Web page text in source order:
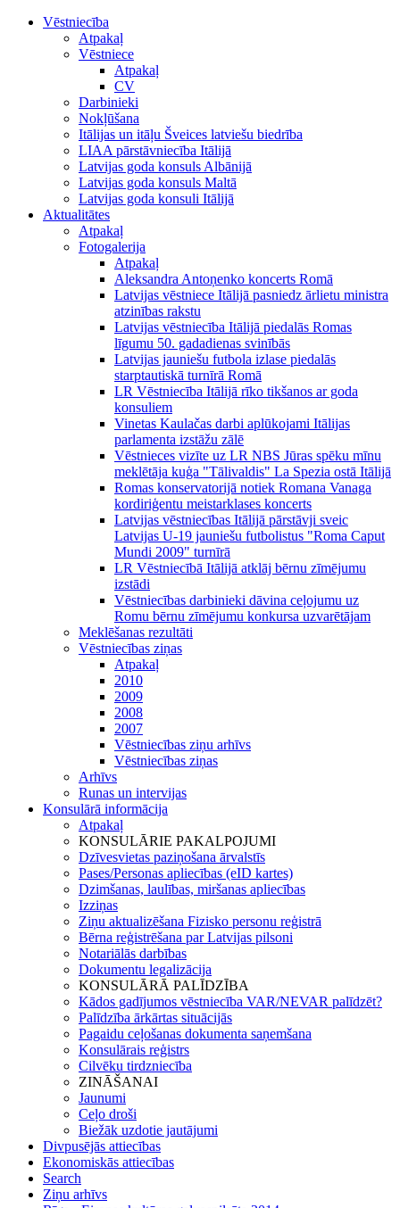
Vēstniecība
Atpakaļ
Vēstniece
Atpakaļ
CV
Darbinieki
Nokļūšana
Itālijas un itāļu Šveices latviešu biedrība
LIAA pārstāvniecība Itālijā
Latvijas goda konsuls Albānijā
Latvijas goda konsuls Maltā
Latvijas goda konsuli Itālijā
Aktualitātes
Atpakaļ
Fotogalerija
Atpakaļ
Aleksandra Antoņenko koncerts Romā
Latvijas vēstniece Itālijā pasniedz ārlietu ministra
atzinības rakstu
Latvijas vēstniecība Itālijā piedalās Romas
līgumu 50. gadadienas svinībās
Latvijas jauniešu futbola izlase piedalās
starptautiskā turnīrā Romā
LR Vēstniecība Itālijā rīko tikšanos ar goda
konsuliem
Vinetas Kaulačas darbi aplūkojami Itālijas
parlamenta izstāžu zālē
Vēstnieces vizīte uz LR NBS Jūras spēku mīnu
meklētāja kuģa "Tālivaldis" La Spezia ostā Itālijā
Romas konservatorijā notiek Romana Vanaga
kordiriģentu meistarklases koncerts
Latvijas vēstniecības Itālijā pārstāvji sveic
Latvijas U-19 jauniešu futbolistus "Roma Caput
Mundi 2009" turnīrā
LR Vēstniecībā Itālijā atklāj bērnu zīmējumu
izstādi
Vēstniecības darbinieki dāvina ceļojumu uz
Romu bērnu zīmējumu konkursa uzvarētājam
Meklēšanas rezultāti
Vēstniecības ziņas
Atpakaļ
2010
2009
2008
2007
Vēstniecības ziņu arhīvs
Vēstniecības ziņas
Arhīvs
Runas un intervijas
Konsulārā informācija
Atpakaļ
KONSULĀRIE PAKALPOJUMI
Dzīvesvietas paziņošana ārvalstīs
Pases/Personas apliecības (eID kartes)
Dzimšanas, laulības, miršanas apliecības
Izziņas
Ziņu aktualizēšana Fizisko personu reģistrā
Bērna reģistrēšana par Latvijas pilsoni
Notariālās darbības
Dokumentu legalizācija
KONSULĀRĀ PALĪDZĪBA
Kādos gadījumos vēstniecība VAR/NEVAR palīdzēt?
Palīdzība ārkārtas situācijās
Pagaidu ceļošanas dokumenta saņemšana
Konsulārais reģistrs
Cilvēku tirdzniecība
ZINĀŠANAI
Jaunumi
Ceļo droši
Biežāk uzdotie jautājumi
Divpusējās attiecības
Ekonomiskās attiecības
Search
Ziņu arhīvs